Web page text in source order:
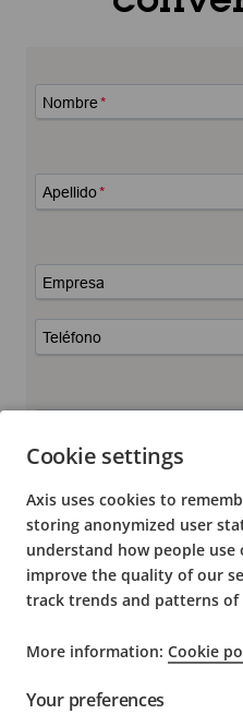
Nombre*
Apellido*
Empresa
Teléfono
Deja tu mensaje
He leído y comprendido la
mayor información sobre la
derechos tienes respecto a tu
Cookie settings
Axis uses cookies to
storing anonymized user
understand how people use
improve the quality of our
track trends and patterns of
More information: Cookie
Your preferences